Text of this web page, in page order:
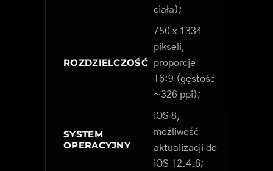
ciała);
ROZDZIELCZOŚĆ
750 x 1334
pikseli,
proporcje
16:9 (gęstość
~326 ppi);
SYSTEM
OPERACYJNY
iOS 8,
możliwość
aktualizacji do
iOS 12.4.6;